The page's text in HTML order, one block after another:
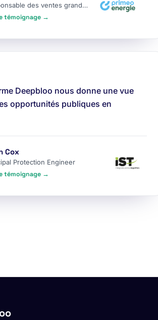
Responsable des ventes grands comptes
témoignage →
Deepbloo nous donne une vue
opportunités publiques en
Cox
Protection Engineer
témoignage →